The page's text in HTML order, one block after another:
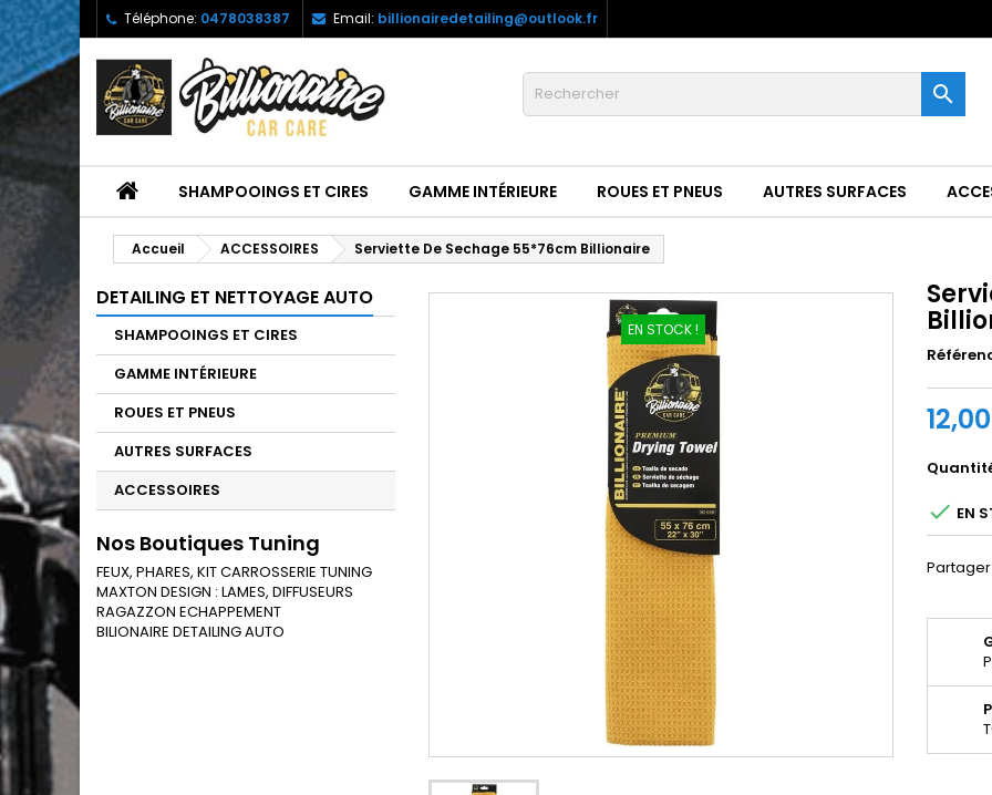
Téléphone: 0478038387 Email: billionairedetailing@outlook.fr

SHAMPOOINGS ET CIRES GAMME INTÉRIEURE ROUES ET PNEUS AUTRES SURFACES
Accueil ACCESSOIRES Serviette De Sechage 55*76cm Billionaire
DETAILING ET NETTOYAGE AUTO
SHAMPOOINGS ET CIRES
GAMME INTÉRIEURE
ROUES ET PNEUS
AUTRES SURFACES
ACCESSOIRES
Nos Boutiques Tuning
FEUX, PHARES, KIT CARROSSERIE TUNING
MAXTON DESIGN : LAMES, DIFFUSEURS
RAGAZZON ECHAPPEMENT
BILIONAIRE DETAILING AUTO
EN STOCK !
 EN
Partager